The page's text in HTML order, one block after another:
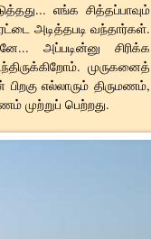
எங்க சித்தப்பாவும்
அடித்தபடி வந்தார்கள்.
அப்படின்னு சிரிக்க
முருகனைத்
எல்லாரும் திருமணம்,
முற்றுப் பெற்றது.